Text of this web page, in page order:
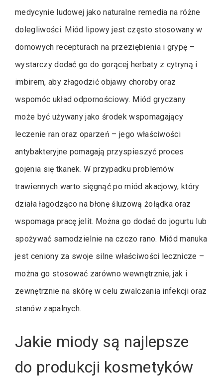
medycynie ludowej jako naturalne remedia na różne
dolegliwości. Miód lipowy jest często stosowany w
domowych recepturach na przeziębienia i grypę –
wystarczy dodać go do gorącej herbaty z cytryną i
imbirem, aby złagodzić objawy choroby oraz
wspomóc układ odpornościowy. Miód gryczany
może być używany jako środek wspomagający
leczenie ran oraz oparzeń – jego właściwości
antybakteryjne pomagają przyspieszyć proces
gojenia się tkanek. W przypadku problemów
trawiennych warto sięgnąć po miód akacjowy, który
działa łagodząco na błonę śluzową żołądka oraz
wspomaga pracę jelit. Można go dodać do jogurtu lub
spożywać samodzielnie na czczo rano. Miód manuka
jest ceniony za swoje silne właściwości lecznicze –
można go stosować zarówno wewnętrznie, jak i
zewnętrznie na skórę w celu zwalczania infekcji oraz
stanów zapalnych.
Jakie miody są najlepsze
do produkcji kosmetyków